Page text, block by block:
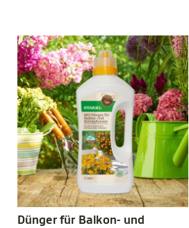
Dünger für Balkon- und